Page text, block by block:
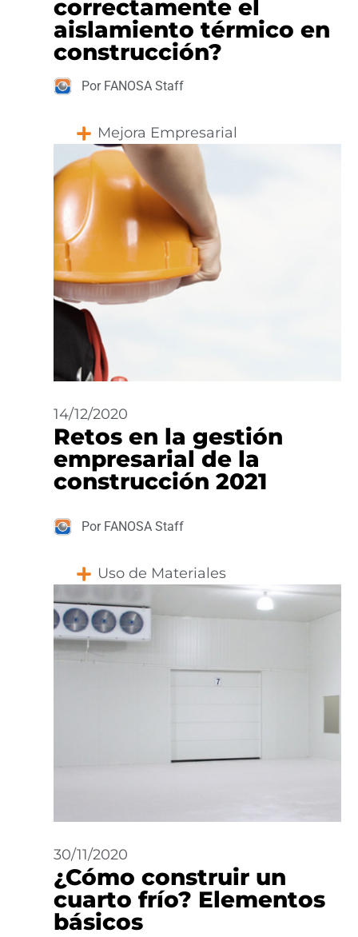
correctamente el
aislamiento térmico en
construcción?
Por FANOSA Staff
Mejora Empresarial
14/12/2020
Retos en la gestión
empresarial de la
construcción 2021
Por FANOSA Staff
Uso de Materiales
30/11/2020
¿Cómo construir un
cuarto frío? Elementos
básicos